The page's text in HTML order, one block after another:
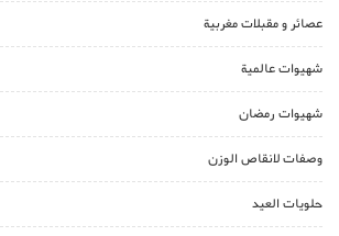
عصائر و مقبلات مغربية
شهيوات عالمية
شهيوات رمضان
وصفات لانقاص الوزن
حلويات العيد